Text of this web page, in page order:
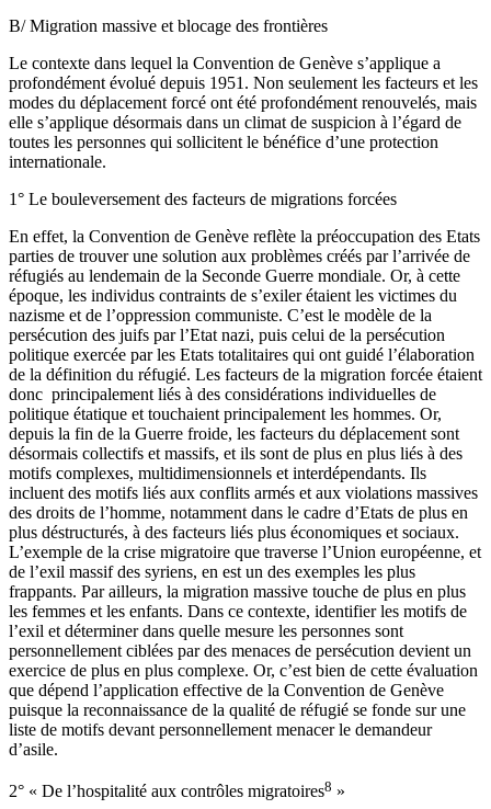
B/ Migration massive et blocage des frontières
Le contexte dans lequel la Convention de Genève s’applique a
profondément évolué depuis 1951. Non seulement les facteurs et les
modes du déplacement forcé ont été profondément renouvelés, mais
elle s’applique désormais dans un climat de suspicion à l’égard de
toutes les personnes qui sollicitent le bénéfice d’une protection
internationale.
1° Le bouleversement des facteurs de migrations forcées
En effet, la Convention de Genève reflète la préoccupation des Etats
parties de trouver une solution aux problèmes créés par l’arrivée de
réfugiés au lendemain de la Seconde Guerre mondiale. Or, à cette
époque, les individus contraints de s’exiler étaient les victimes du
nazisme et de l’oppression communiste. C’est le modèle de la
persécution des juifs par l’Etat nazi, puis celui de la persécution
politique exercée par les Etats totalitaires qui ont guidé l’élaboration
de la définition du réfugié. Les facteurs de la migration forcée étaient
donc principalement liés à des considérations individuelles de
politique étatique et touchaient principalement les hommes. Or,
depuis la fin de la Guerre froide, les facteurs du déplacement sont
désormais collectifs et massifs, et ils sont de plus en plus liés à des
motifs complexes, multidimensionnels et interdépendants. Ils
incluent des motifs liés aux conflits armés et aux violations massives
des droits de l’homme, notamment dans le cadre d’Etats de plus en
plus déstructurés, à des facteurs liés plus économiques et sociaux.
L’exemple de la crise migratoire que traverse l’Union européenne, et
de l’exil massif des syriens, en est un des exemples les plus
frappants. Par ailleurs, la migration massive touche de plus en plus
les femmes et les enfants. Dans ce contexte, identifier les motifs de
l’exil et déterminer dans quelle mesure les personnes sont
personnellement ciblées par des menaces de persécution devient un
exercice de plus en plus complexe. Or, c’est bien de cette évaluation
que dépend l’application effective de la Convention de Genève
puisque la reconnaissance de la qualité de réfugié se fonde sur une
liste de motifs devant personnellement menacer le demandeur
d’asile.
2° « De l’hospitalité aux contrôles migratoires8 »